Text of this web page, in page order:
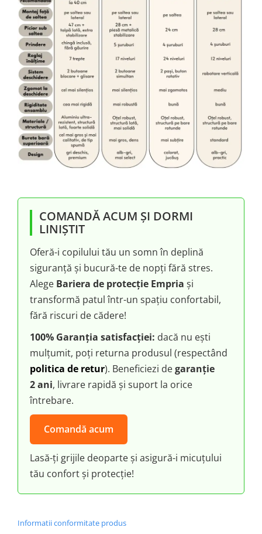
COMANDĂ ACUM ȘI DORMI
LINIȘTIT
Oferă-i copilului tău un somn în deplină
siguranță și bucură-te de nopți fără stres.
Alege Bariera de protecție Empria și
transformă patul într-un spațiu confortabil,
fără riscuri de cădere!
100% Garanția satisfacției: dacă nu ești
mulțumit, poți returna produsul (respectând
politica de retur). Beneficiezi degaranție
2 ani, livrare rapidă și suport la orice
întrebare.
Comandă acum
Lasă-ți grijile deoparte și asigură-i micuțului
tău confort și protecție!
Informatii conformitate produs